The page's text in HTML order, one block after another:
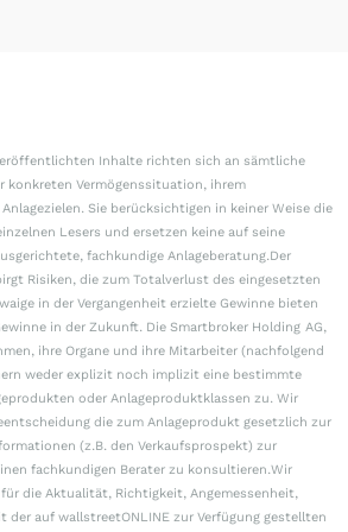
Inhalte richten sich an sämtliche
konkreten Vermögenssituation, ihrem
Sie berücksichtigen in keiner Weise die
Lesers und ersetzen keine auf seine
fachkundige Anlageberatung.Der
Risiken, die zum Totalverlust des eingesetzten
in der Vergangenheit erzielte Gewinne bieten
in der Zukunft. Die Smartbroker Holding AG,
ihre Organe und ihre Mitarbeiter (nachfolgend
weder explizit noch implizit eine bestimmte
oder Anlageproduktklassen zu. Wir
die zum Anlageprodukt gesetzlich zur
(z.B. den Verkaufsprospekt) zur
fachkundigen Berater zu konsultieren.Wir
die Aktualität, Richtigkeit, Angemessenheit,
der auf wallstreetONLINE zur Verfügung gestellten